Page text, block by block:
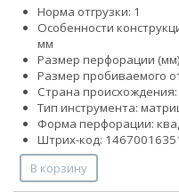
Норма отгрузки: 1
Особенности
мм
Размер перфорации
Размер пробиваемого
Страна происхождения:
Тип инструмента:
Форма перфорации:
Штрих-код:
В корзину